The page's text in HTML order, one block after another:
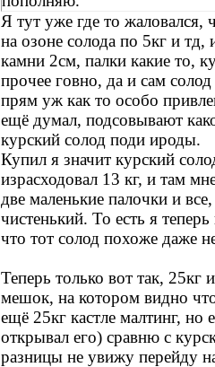
Я тут уже где то жаловался,
на озоне солода по 5кг и тд,
камни 2см, палки какие то,
прочее говно, да и сам
прям уж как то особо
ещё думал, подсовывают
курский солод поди ироды.
Купил я значит курский
израсходовал 13 кг, и там
две маленькие палочки и
чистенький. То есть я
что тот солод похоже даже
Теперь только вот так, 25кг
мешок, на котором видно
ещё 25кг кастле малтинг, но
открывал его) сравню с
разницы не увижу перейду